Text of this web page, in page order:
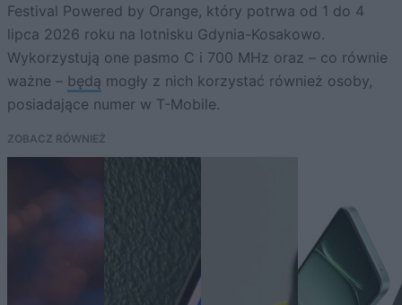
Festival Powered by Orange, który potrwa od 1 do 4
lipca 2026 roku na lotnisku Gdynia-Kosakowo.
Wykorzystują one pasmo C i 700 MHz oraz – co równie
ważne – będą mogły z nich korzystać również osoby,
posiadające numer w T-Mobile.
ZOBACZ RÓWNIEŻ